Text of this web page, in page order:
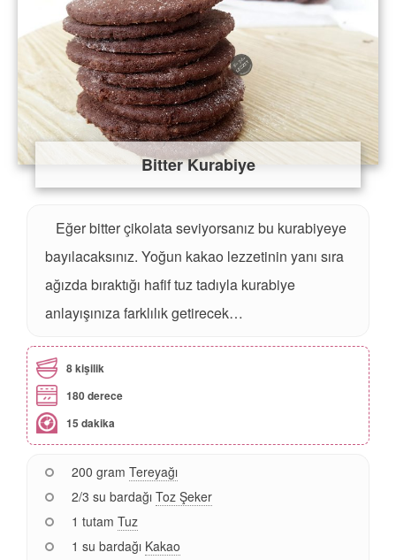
Bitter Kurabiye
Eğer bitter çikolata seviyorsanız bu kurabiyeye
bayılacaksınız. Yoğun kakao lezzetinin yanı sıra
ağızda bıraktığı hafif tuz tadıyla kurabiye
anlayışınıza farklılık getirecek…
8 kişilik
180 derece
15 dakika
200 gram Tereyağı
2/3 su bardağı Toz Şeker
1 tutam Tuz
1 su bardağı Kakao